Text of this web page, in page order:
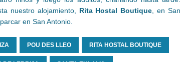
nuestro alojamiento, Rita Hostal Boutique , en San
en San Antonio.
POU DES LLEO RITA HOSTAL BOUTIQUE